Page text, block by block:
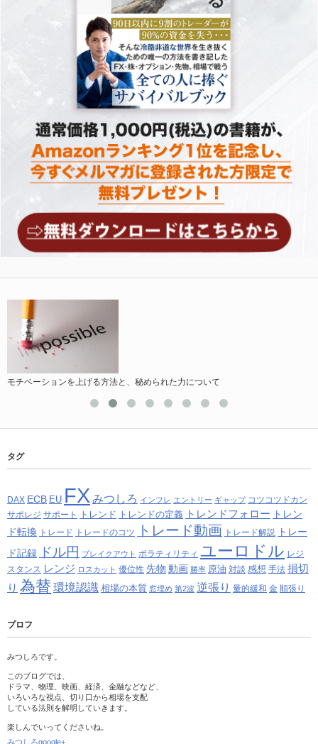
モチベーションを上げる方法と、秘められた力について
タグ
DAX ECB EU FX みつしろ インフレ エントリー ギャップ コツコツドカン
サポレジ サポート トレンド トレンドの定義 トレンドフォロー トレン
ド転換 トレード トレードのコツ トレード動画 トレード解説
トレー
ド記録 ドル円 ブレイクアウト ボラティリティ ユーロドル レジ
スタンス レンジ ロスカット 優位性 先物 動画 勝率 原油 対談 感想 手法 損切
り 為替 環境認識 相場の本質 窓埋め 第2波 逆張り 量的緩和 金 順張り
プロフ
みつしろです。
このブログでは、
ドラマ、物理、映画、経済、金融などなど、
いろいろな視点、切り口から相場を支配
している法則を解明していきます。
楽しんでいってくださいね。
みつしろgoogle+